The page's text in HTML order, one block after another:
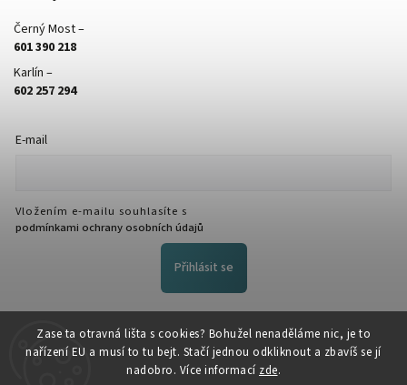
Zase ta otravná lišta s cookies? Bohužel nenaděláme nic, je to
nařízení EU a musí to tu bejt. Stačí jednou odkliknout a zbavíš se jí
nadobro. Více informací zde.
Černý Most –
601 390 218
Karlín –
602 257 294
E-mail
Vložením e-mailu souhlasíte s
podmínkami ochrany osobních údajů
Přihlásit se
FACEBOOK